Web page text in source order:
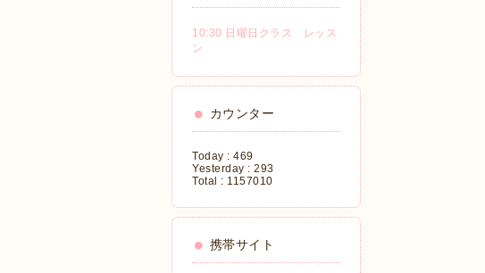
10:30 日曜日クラス レッス
ン
カウンター
Today : 469
Yesterday : 293
Total : 1157010
携帯サイト